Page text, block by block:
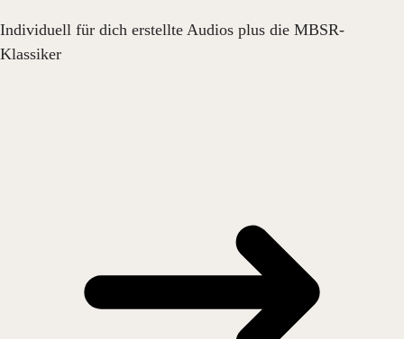
Individuell für dich erstellte Audios plus die MBSR-
Klassiker